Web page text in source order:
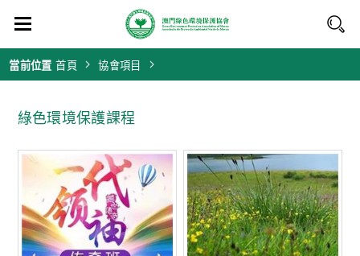
當前位置 首頁 協會項目
綠色環境保護課程